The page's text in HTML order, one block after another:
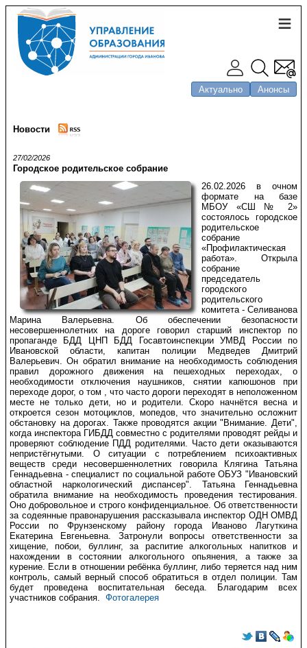
Актуально Анонсы
Новости
27/02/2026
Городское родительское собрание
26.02.2026 в очном
формате на базе
МБОУ «СШ № 2»
состоялось городское
родительское
собрание
«Профилактическая
работа». Открыла
собрание
председатель
городского
родительского
комитета - Селиванова
Марина Валерьевна. Об обеспечении безопасности
несовершеннолетних на дороге говорил старший инспектор по
пропаганде БДД ЦНП БДД Госавтоинспекции УМВД России по
Ивановской области, капитан полиции Медведев Дмитрий
Валерьевич.Он обратил внимание на необходимость соблюдения
правил дорожного движения на пешеходных переходах, о
необходимости отключения наушников, снятии капюшонов при
переходе дорог, о том , что часто дороги переходят в неположенном
месте не только дети, но и родители. Скоро начнётся весна и
откроется сезон мотоциклов, мопедов, что значительно осложнит
обстановку на дорогах. Также проводятся акции "Внимание. Дети",
когда инспектора ГИБДД совместно с родителями проводят рейды и
проверяют соблюдение ПДД родителями. Часто дети оказываются
непристёгнутыми. О ситуации с потреблением психоактивных
веществ среди несовершеннолетних говорила Клягина Татьяна
Геннадьевна - специалист по социальной работе ОБУЗ "Ивановский
областной наркологический диспансер". Татьяна Геннадьевна
обратила внимание на необходимость проведения тестирования.
Оно добровольное и строго конфиденциальное. Об ответственности
за содеянные правонарушения рассказывала инспектор ОДН ОМВД
России по Фрунзенскому району города Иваново Лагуткина
Екатерина Евгеньевна. Затронули вопросы ответственности за
хищение, побои, буллинг, за распитие алкогольных напитков и
нахождении в состоянии алкогольного опьянения, а также за
курение. Если в отношении ребёнка буллинг, либо теряется над ним
контроль, самый верный способ обратиться в отдел полиции. Там
будет проведена воспитательная беседа. Благодарим всех
участников собрания.
Фотогалерея